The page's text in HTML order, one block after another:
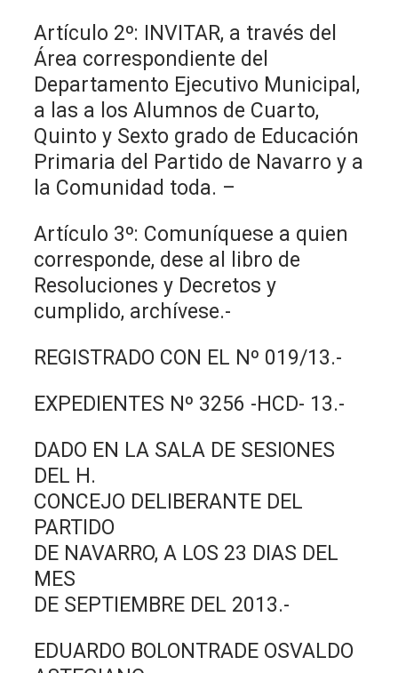
Artículo 2º: INVITAR, a través del
Área correspondiente del
Departamento Ejecutivo Municipal,
a las a los Alumnos de Cuarto,
Quinto y Sexto grado de Educación
Primaria del Partido de Navarro y a
la Comunidad toda. –
Artículo 3º: Comuníquese a quien
corresponde, dese al libro de
Resoluciones y Decretos y
cumplido, archívese.-
REGISTRADO CON EL Nº 019/13.-
EXPEDIENTES Nº 3256 -HCD- 13.-
DADO EN LA SALA DE SESIONES
DEL H.
CONCEJO DELIBERANTE DEL
PARTIDO
DE NAVARRO, A LOS 23 DIAS DEL
MES
DE SEPTIEMBRE DEL 2013.-
EDUARDO BOLONTRADE OSVALDO